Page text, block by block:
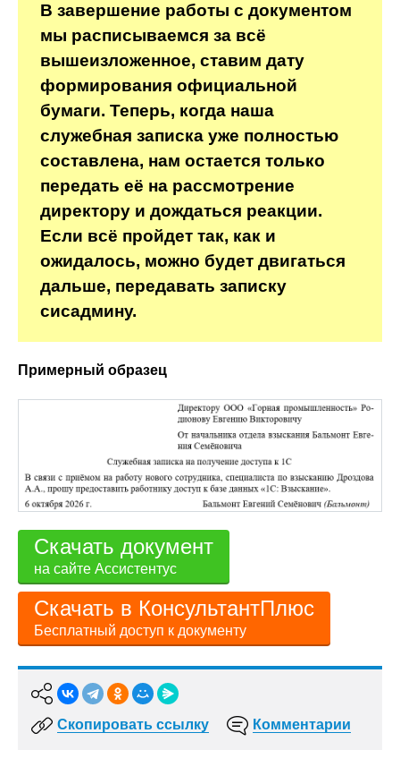
В завершение работы с документом
мы расписываемся за всё
вышеизложенное, ставим дату
формирования официальной
бумаги. Теперь, когда наша
служебная записка уже полностью
составлена, нам остается только
передать её на рассмотрение
директору и дождаться реакции.
Если всё пройдет так, как и
ожидалось, можно будет двигаться
дальше, передавать записку
сисадмину.
Примерный образец
Скачать документ
на сайте Ассистентус
Скачать в КонсультантПлюс
Бесплатный доступ к документу
Скопировать ссылку Комментарии